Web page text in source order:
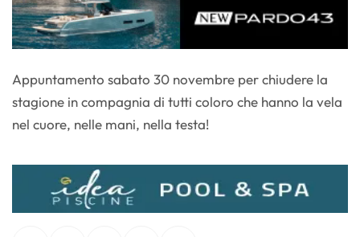
Appuntamento sabato 30 novembre per chiudere la
stagione in compagnia di tutti coloro che hanno la vela
nel cuore, nelle mani, nella testa!